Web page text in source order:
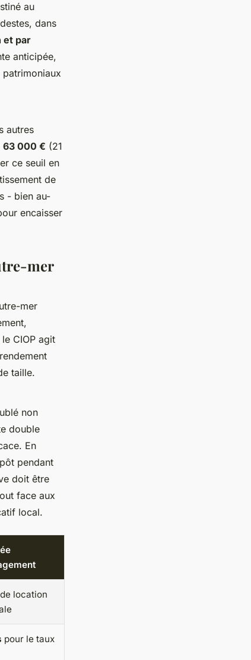
au
dans
et par
anticipée,
autres
63 000 € (21
ce seuil en
de
- bien au-
encaisser
mer
mer
CIOP agit
taille.
non
double
En
pendant
doit être
face aux
local.
de location
pour le taux